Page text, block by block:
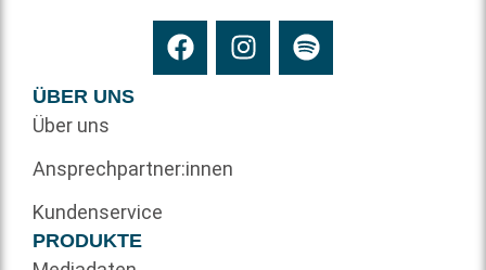
ÜBER UNS
Über uns
Ansprechpartner:innen
Kundenservice
PRODUKTE